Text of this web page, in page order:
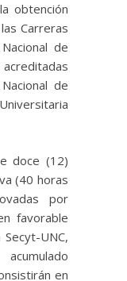
obtención
Carreras
de
de
doce (12)
(40 horas
por
favorable
UNC,
en